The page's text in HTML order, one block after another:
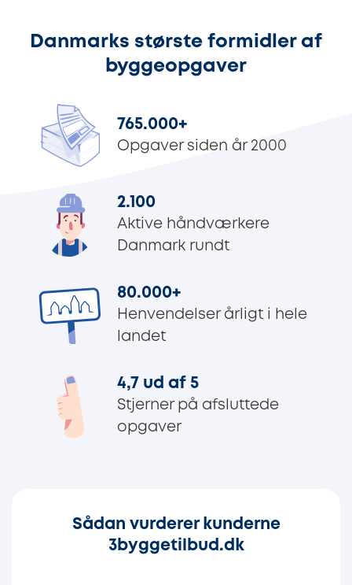
Danmarks største formidler af
byggeopgaver
765.000+
Opgaver siden år 2000
2.100
Aktive håndværkere
Danmark rundt
80.000+
Henvendelser årligt i hele
landet
4,7 ud af 5
Stjerner på afsluttede
opgaver
Sådan vurderer kunderne
3byggetilbud.dk